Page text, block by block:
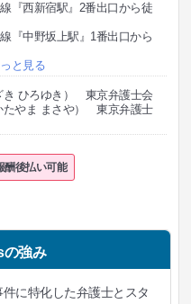
『西新宿駅』2番出口から徒
『中野坂上駅』1番出口から
と見る
き ひろゆき） 東京弁護士会
たやま まさや） 東京弁護士
酬後払い可能
強み
に特化した弁護士とスタ